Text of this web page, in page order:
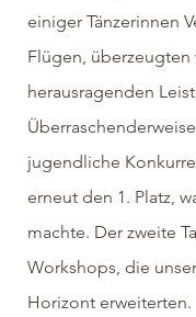
einiger Tänzerinnen
Flügen, überzeugten
herausragenden
jugendliche
erneut den 1. Platz,
machte. Der zweite
Workshops, die
Horizont erweiterten.